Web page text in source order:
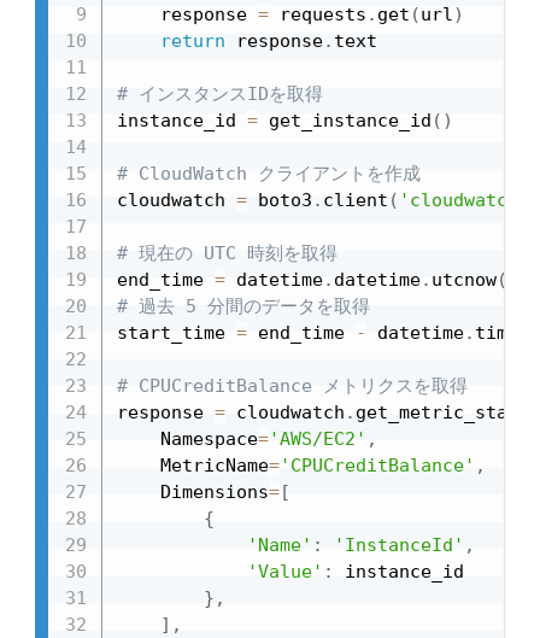
    response
= requests . get (url )
return response. text
# インスタンスIDを取得
instance_id = get_instance_id ( )
# CloudWatch クライアントを作成
cloudwatch = boto3 . client ( 'cloudwatch'
# 現在の UTC 時刻を取得
end_time = datetime. datetime. utcnow(
# 過去 5 分間のデータを取得
start_time = end_time - datetime.
# CPUCreditBalance メトリクスを取得
response = cloudwatch .
    Namespace
='AWS/EC2' ,
    MetricName
='CPUCreditBalance' ,
    Dimensions
=[
{
'Name' : 'InstanceId' ,
'Value' :
instance_id
} ,
] ,